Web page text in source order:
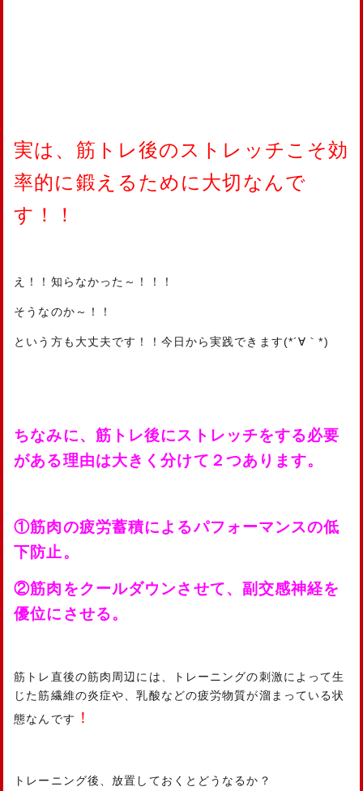
実は、筋トレ後のストレッチこそ効
率的に鍛えるために大切なんで
す！！
え！！知らなかった～！！！
そうなのか～！！
という方も大丈夫です！！今日から実践できます(*´∀｀*)
ちなみに、筋トレ後にストレッチをする必要
がある理由は大きく分けて２つあります。
①筋肉の疲労蓄積によるパフォーマンスの低
下防止。
②筋肉をクールダウンさせて、副交感神経を
優位にさせる。
筋トレ直後の筋肉周辺には、トレーニングの刺激によって生
じた筋繊維の炎症や、乳酸などの疲労物質が溜まっている状
態なんです
！
トレーニング後、放置しておくとどうなるか？